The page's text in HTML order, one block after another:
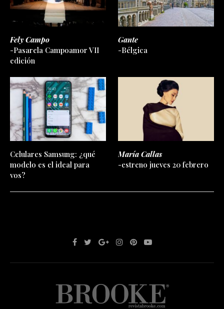
Fely Campo
-Pasarela Campoamor VII
edición
Gante
-Bélgica
Celulares Samsung: ¿qué
modelo es el ideal para
vos?
María Callas
-estreno jueves 20 febrero